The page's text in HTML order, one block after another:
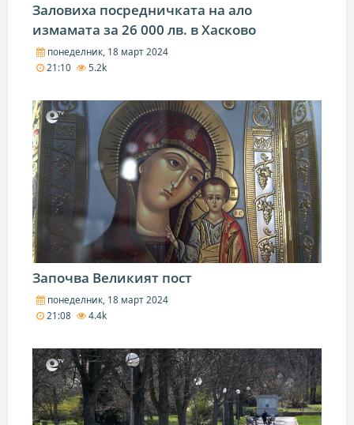
Заловиха посредничката на ало
измамата за 26 000 лв. в Хасково
понеделник, 18 март 2024
21:10
5.2k
Започва Великият пост
понеделник, 18 март 2024
21:08
4.4k